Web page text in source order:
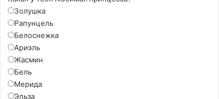
Золушка
Рапунцель
Белоснежка
Ариэль
Жасмин
Бель
Мерида
Эльза